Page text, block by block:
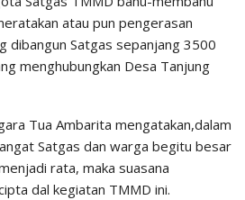
atau pun pengerasan
dibangun Satgas sepanjang 3500
menghubungkan Desa Tanjung
Tua Ambarita mengatakan,dalam
Satgas dan warga begitu besar
rata, maka suasana
dal kegiatan TMMD ini.